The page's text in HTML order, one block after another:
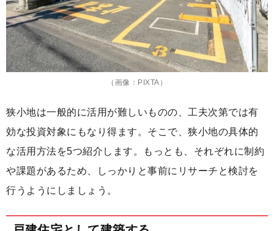
（画像：PIXTA）
狭小地は一般的に活用が難しいものの、工夫次第では有
効な投資対象にもなり得ます。そこで、狭小地の具体的
な活用方法を5つ紹介します。もっとも、それぞれに制約
や課題があるため、しっかりと事前にリサーチと検討を
行うようにしましょう。